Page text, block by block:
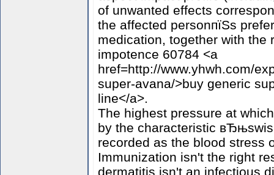
of unwanted effects
the affected personпїЅs
medication, together with the
impotence 60784 <a
href=http://www.yhwh.com/
super-avana/>buy generic
line</a>.
The highest pressure at
by the characteristic
recorded as the blood stress
Immunization isn't the right
dermatitis isn't an infectious